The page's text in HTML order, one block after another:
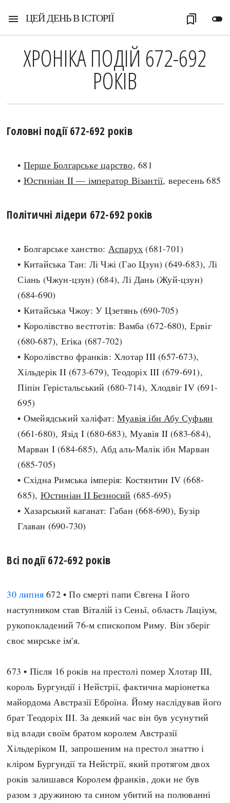
menu ЦЕЙ ДЕНЬ В ІСТОРІЇ toggle_off
bookmarks
СЬОГОДНІ
ЗАГОЛОВКИ
ПРАВИЛА ЖИТТЯ
ВИ (НЕ) ЗНАЛИ
ПОДКАСТИ
КРУГЛІ ДАТИ
КАРТИ
НОТА БЕНЕ
ІНФОГРАФІКА
ПРЯМА МОВА
МОЯ ІСТОРІЯ
Рубрики
Авіація і космонавтика
Кримінал
Наука, освіта і техніка
Подорожі і відкриття
Політика
Релігія
Розваги і дозвілля
Чудеса світу
Україна
Україна незалежна
Регіони
Австралія
Азія
Америка
А(нта)рктика
Африка
Темні віки
Високе Середньовіччя
Пізнє Середньовіччя
Наш час
Індекси
Нові статті
Популярні статті
Всі статті
Визначальні події
#Хештеги
Автори
ХРОНІКА ПОДІЙ 672-692
РОКІВ
Головні події 672-692 років
• Перше Болгарське царство, 681
• Юстиніан II — імператор Візантії, вересень 685
Політичні лідери 672-692 років
• Болгарське ханство: Аспарух (681-701)
• Китайська Тан: Лі Чжі (Гао Цзун) (649-683), Лі
Сіань (Чжун-цзун) (684), Лі Дань (Жуй-цзун)
(684-690)
• Китайська Чжоу: У Цзетянь (690-705)
• Королівство вестготів: Вамба (672-680), Ервіг
(680-687), Егіка (687-702)
• Королівство франків: Хлотар III (657-673),
Хільдерік II (673-679), Теодоріх III (679-691),
Піпін Герістальський (680-714), Хлодвіг IV (691-
695)
• Омейядський халіфат:Муавія ібн Абу Суфьян
(661-680), Язід I (680-683), Муавія II (683-684),
Марван I (684-685), Абд аль-Малік ібн Марван
(685-705)
• Східна Римська імперія: Костянтин IV (668-
685), Юстиніан II Безносий (685-695)
• Хазарський каганат: Габан (668-690), Бузір
Главан (690-730)
Всі події 672-692 років
30 липня 672 • По смерті папи Євгена I його
наступником став Віталій із Сеньї, область Лаціум,
рукопокладений 76-м єпископом Риму. Він зберіг
своє мирське ім'я.
673 • Після 16 років на престолі помер Хлотар III,
король Бургундії і Нейстрії, фактична маріонетка
майордома Австразії Еброїна. Йому наслідував його
брат Теодоріх III. За деякий час він був усунутий
від влади своїм братом королем Австразії
Хільдеріком II, запрошеним на престол знаттю і
кліром Бургундії та Нейстрії, який протягом двох
років залишався Королем франків, доки не був
разом з дружиною та сином убитий на полюванні